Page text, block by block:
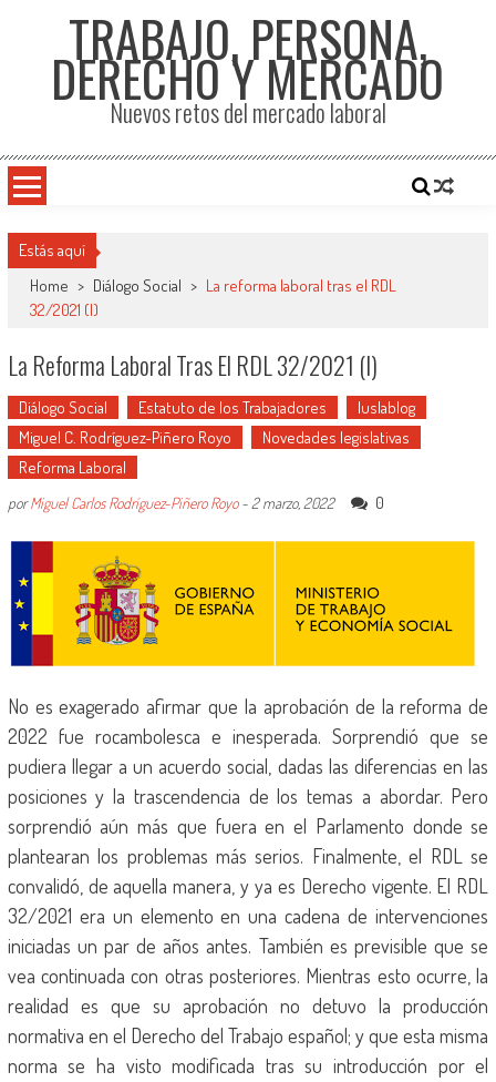
TRABAJO, PERSONA,
DERECHO Y MERCADO
Nuevos retos del mercado laboral
Estás aquí
Home > Diálogo Social > La reforma laboral tras el RDL
32/2021 (I)
La Reforma Laboral Tras El RDL 32/2021 (I)
Diálogo Social Estatuto de los Trabajadores
Iuslablog
Miguel C. Rodríguez-Piñero Royo
Novedades legislativas
Reforma Laboral
porMiguel Carlos Rodríguez-Piñero Royo- 2 marzo, 2022 0
No es exagerado afirmar que la aprobación de la reforma de
2022 fue rocambolesca e inesperada. Sorprendió que se
pudiera llegar a un acuerdo social, dadas las diferencias en las
posiciones y la trascendencia de los temas a abordar. Pero
sorprendió aún más que fuera en el Parlamento donde se
plantearan los problemas más serios. Finalmente, el RDL se
convalidó, de aquella manera, y ya es Derecho vigente. El RDL
32/2021 era un elemento en una cadena de intervenciones
iniciadas un par de años antes. También es previsible que se
vea continuada con otras posteriores. Mientras esto ocurre, la
realidad es que su aprobación no detuvo la producción
normativa en el Derecho del Trabajo español; y que esta misma
norma se ha visto modificada tras su introducción por el